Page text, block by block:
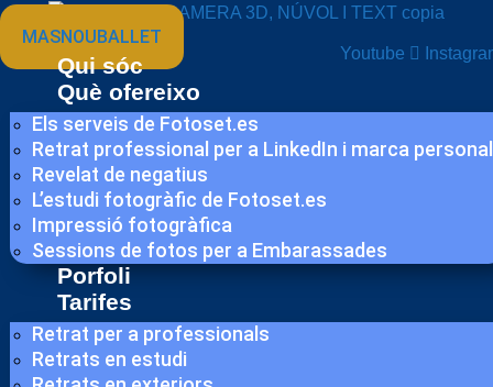
MASNOUBALLET
Youtube
Qui sóc
Què ofereixo
Els serveis de Fotoset.es
Retrat professional per a LinkedIn i marca personal
Revelat de negatius
L’estudi fotogràfic de Fotoset.es
Impressió fotogràfica
Sessions de fotos per a Embarassades
Porfoli
Tarifes
Retrat per a professionals
Retrats en estudi